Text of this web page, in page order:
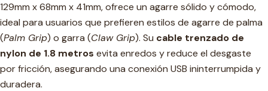
129mm x 68mm x 41mm, ofrece un agarre sólido y cómodo,
ideal para usuarios que prefieren estilos de agarre de palma
(Palm Grip) o garra (Claw Grip). Su cable trenzado de
nylon de 1.8 metros evita enredos y reduce el desgaste
por fricción, asegurando una conexión USB ininterrumpida y
duradera.